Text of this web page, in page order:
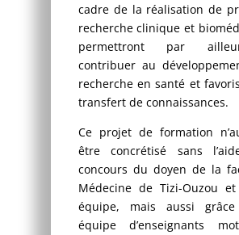
cadre de la réalisation de
recherche clinique et
permettront par
contribuer au
recherche en santé et
transfert de connaissances.
Ce projet de formation
être concrétisé sans
concours du doyen de la
Médecine de Tizi-Ouzou
équipe, mais aussi
équipe d’enseignants